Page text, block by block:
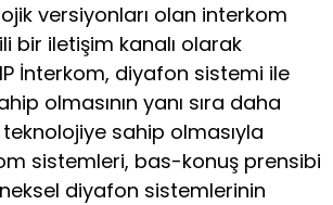
versiyonları olan interkom
bir iletişim kanalı olarak
İnterkom, diyafon sistemi ile
olmasının yanı sıra daha
sahip olmasıyla
sistemleri, bas-konuş prensibi
diyafon sistemlerinin